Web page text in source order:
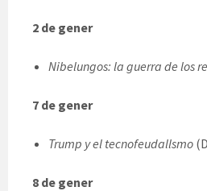
2 de gener
Nibelungos: la guerra de los
7 de gener
Trump y el tecnofeudallsmo
8 de gener